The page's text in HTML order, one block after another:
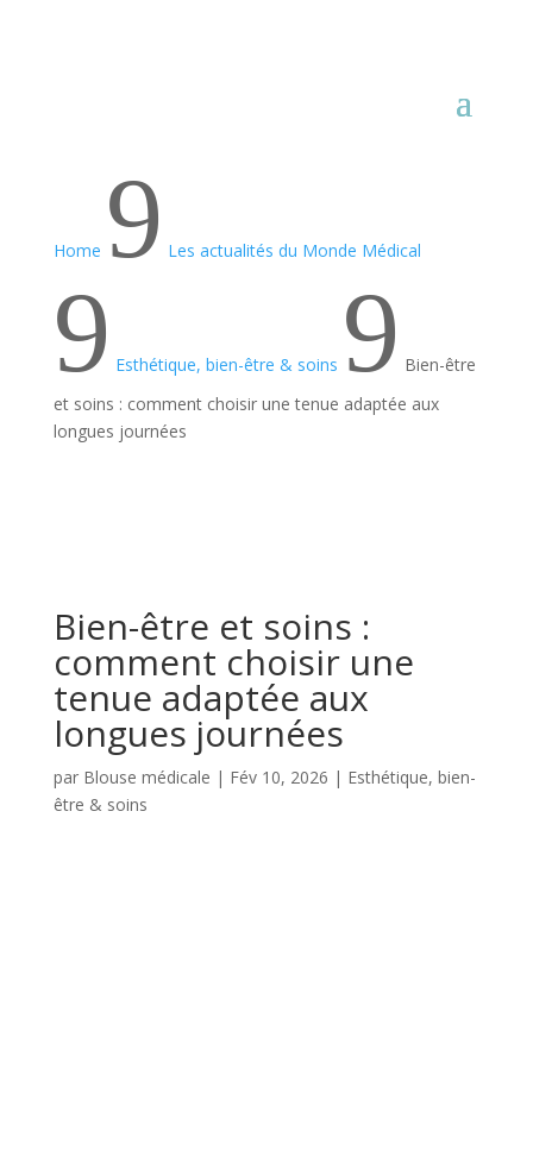
Home 9 Les actualités du Monde Médical
9 Esthétique, bien-être & soins 9 Bien-être
et soins : comment choisir une tenue adaptée aux
longues journées
Bien-être et soins :
comment choisir une
tenue adaptée aux
longues journées
par Blouse médicale | Fév 10, 2026 | Esthétique, bien-
être & soins